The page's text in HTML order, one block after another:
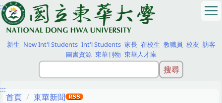
跳
到
主
要
內
:::
新生 New Int'l Students Int'l Students 家長 在校生 教職員 校友 訪客
圖書資源 東華刊物 東華人才庫
:::
首頁 東華新聞